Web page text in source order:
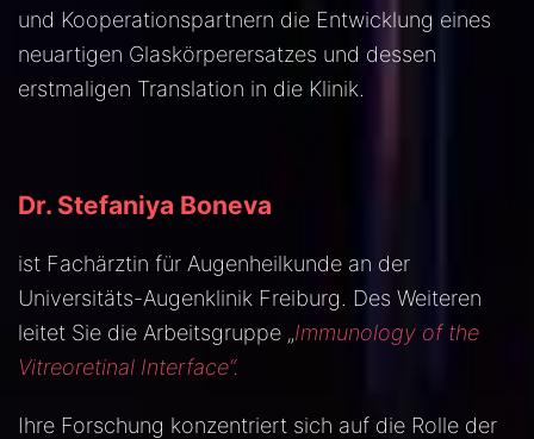
und Kooperationspartnern die Entwicklung eines
neuartigen Glaskörperersatzes und dessen
erstmaligen Translation in die Klinik.
Dr. Stefaniya Boneva
ist Fachärztin für Augenheilkunde an der
Universitäts-Augenklinik Freiburg. Des Weiteren
leitet Sie die Arbeitsgruppe „Immunology of the
Vitreoretinal Interface“.
Ihre Forschung konzentriert sich auf die Rolle der